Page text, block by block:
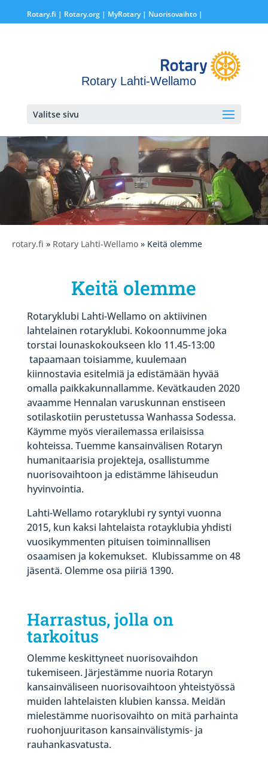
Rotary.fi | Rotary.org| MyRotary | Nuorisovaihto|
Rotary Lahti-Wellamo
Valitse sivu
rotary.fi » Rotary Lahti-Wellamo » Keitä olemme
Keitä olemme
Rotaryklubi Lahti-Wellamo on aktiivinen
lahtelainen rotaryklubi. Kokoonnumme joka
torstai lounaskokoukseen klo 11.45-13:00
tapaamaan toisiamme, kuulemaan
kiinnostavia esitelmiä ja edistämään hyvää
omalla paikkakunnallamme. Kevätkauden 2020
avaamme Hennalan varuskunnan enstiseen
sotilaskotiin perustetussa Wanhassa Sodessa.
Käymme myös vierailemassa erilaisissa
kohteissa. Tuemme kansainvälisen Rotaryn
humanitaarisia projekteja, osallistumme
nuorisovaihtoon ja edistämme lähiseudun
hyvinvointia.
Lahti-Wellamo rotaryklubi ry syntyi vuonna
2015, kun kaksi lahtelaista rotayklubia yhdisti
vuosikymmenten pituisen toiminnallisen
osaamisen ja kokemukset. Klubissamme on 48
jäsentä. Olemme osa piiriä 1390.
Harrastus, jolla on
tarkoitus
Olemme keskittyneet nuorisovaihdon
tukemiseen. Järjestämme nuoria Rotaryn
kansainväliseen nuorisovaihtoon yhteistyössä
muiden lahtelaisten klubien kanssa. Meidän
mielestämme nuorisovaihto on mitä parhainta
ruohonjuuritason kansainvälistymis- ja
rauhankasvatusta.